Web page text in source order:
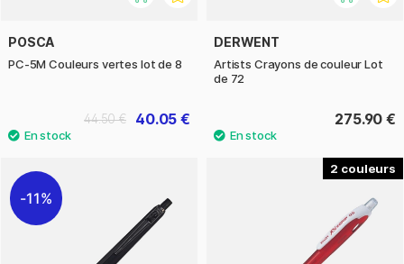
POSCA
PC-5M Couleurs vertes lot de 8
40.05 €
44.50 €
DERWENT
Artists Crayons de couleur Lot
de 72
275.90 €
11%
2